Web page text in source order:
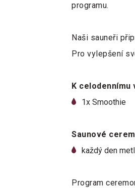
programu.
Naši sauneři
Pro vylepšení
K celodennímu
1x Smoothie
Saunové
každý den
Program